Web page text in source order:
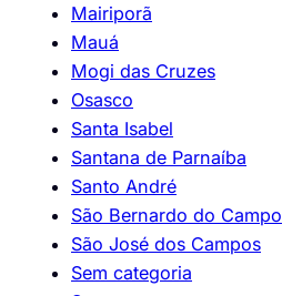
Mairiporã
Mauá
Mogi das Cruzes
Osasco
Santa Isabel
Santana de Parnaíba
Santo André
São Bernardo do Campo
São José dos Campos
Sem categoria